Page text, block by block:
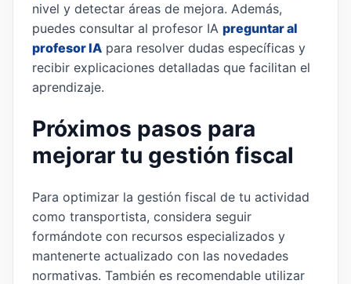
nivel y detectar áreas de mejora. Además,
puedes consultar al profesor IA preguntar al
profesor IA para resolver dudas específicas y
recibir explicaciones detalladas que facilitan el
aprendizaje.
Próximos pasos para
mejorar tu gestión fiscal
Para optimizar la gestión fiscal de tu actividad
como transportista, considera seguir
formándote con recursos especializados y
mantenerte actualizado con las novedades
normativas. También es recomendable utilizar